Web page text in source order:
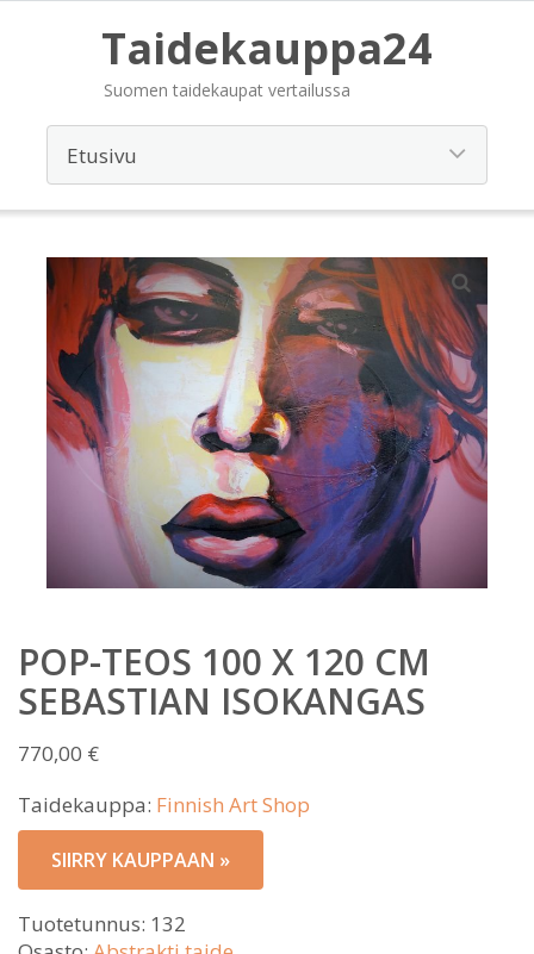
Taidekauppa24
Suomen taidekaupat vertailussa
POP-TEOS 100 X 120 CM
SEBASTIAN ISOKANGAS
770,00 €
Taidekauppa: Finnish Art Shop
SIIRRY KAUPPAAN »
Tuotetunnus: 132